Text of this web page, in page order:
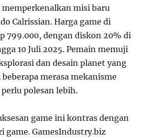
memperkenalkan misi baru
Calrissian. Harga game di
799.000, dengan diskon 20% di
10 Juli 2025. Pemain memuji
dan desain planet yang
merasa mekanisme
polesan lebih.
game ini kontras dengan
game. GamesIndustry.biz